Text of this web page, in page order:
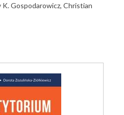
K. Gospodarowicz, Christian